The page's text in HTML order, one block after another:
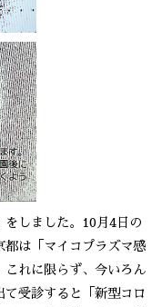
をしました。10月4日の
都は「マイコプラズマ感
これに限らず、今いろん
て受診すると「新型コロ